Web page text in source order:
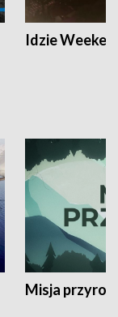
Idzie
Misja